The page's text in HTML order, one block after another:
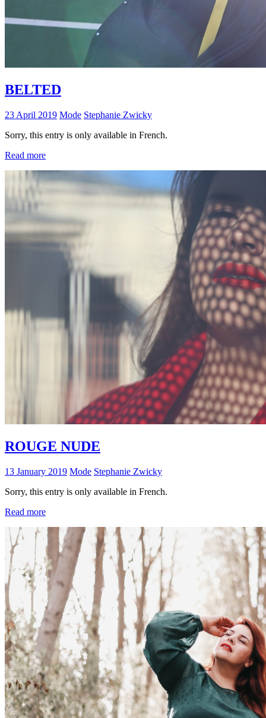
BELTED
23 April 2019 Mode Stephanie Zwicky
Sorry, this entry is only available in French.
Read more
ROUGE NUDE
13 January 2019 Mode Stephanie Zwicky
Sorry, this entry is only available in French.
Read more